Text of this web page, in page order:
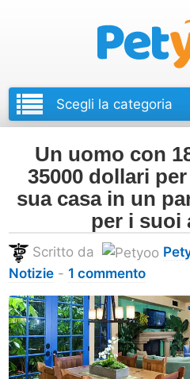
Un uomo con
35000 dollari
sua casa in un
per i suoi
Scritto da
Notizie - 1 commento